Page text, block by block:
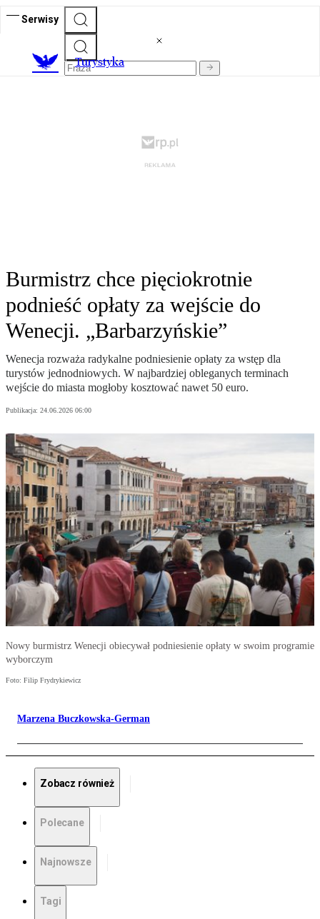
Serwisy
Turystyka
Burmistrz chce pięciokrotnie
podnieść opłaty za wejście do
Wenecji. „Barbarzyńskie”
Wenecja rozważa radykalne podniesienie opłaty za wstęp dla
turystów jednodniowych. W najbardziej obleganych terminach
wejście do miasta mogłoby kosztować nawet 50 euro.
Publikacja: 24.06.2026 06:00
Nowy burmistrz Wenecji obiecywał podniesienie opłaty w swoim programie
wyborczym
Foto: Filip Frydrykiewicz
Marzena Buczkowska-German
Zobacz również
Polecane
Najnowsze
Tagi